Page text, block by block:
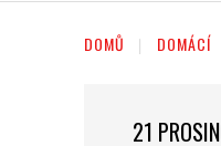
DOMŮ DOMÁCÍ
21